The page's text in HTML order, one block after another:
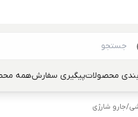
محصولاتپیگیری سفارشهمه
/جارو شارژی